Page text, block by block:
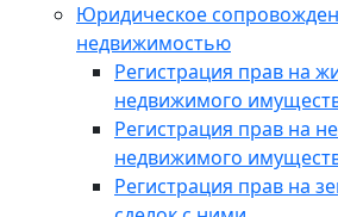
Юридическое
недвижимостью
Регистрация прав на
недвижимого
Регистрация прав на
недвижимого
Регистрация прав на